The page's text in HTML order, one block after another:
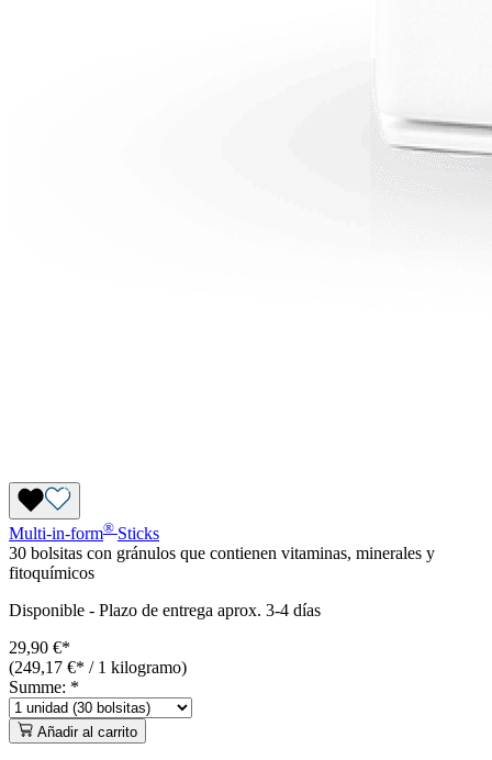
Multi-in-form® Sticks
30 bolsitas con gránulos que contienen vitaminas, minerales y
fitoquímicos
Disponible - Plazo de entrega aprox. 3-4 días
29,90 €*
(249,17 €* / 1 kilogramo)
Summe: *
Añadir al carrito